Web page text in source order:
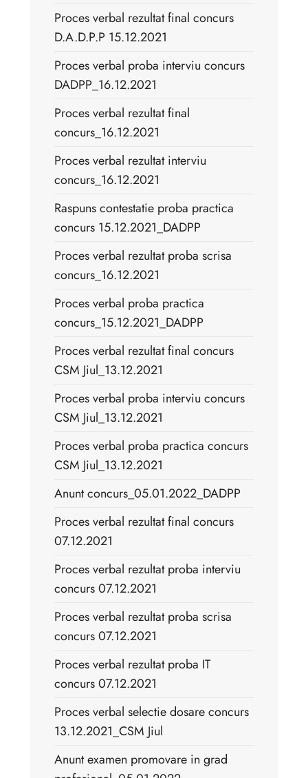
Proces verbal rezultat final concurs
D.A.D.P.P 15.12.2021
Proces verbal proba interviu concurs
DADPP_16.12.2021
Proces verbal rezultat final
concurs_16.12.2021
Proces verbal rezultat interviu
concurs_16.12.2021
Raspuns contestatie proba practica
concurs 15.12.2021_DADPP
Proces verbal rezultat proba scrisa
concurs_16.12.2021
Proces verbal proba practica
concurs_15.12.2021_DADPP
Proces verbal rezultat final concurs
CSM Jiul_13.12.2021
Proces verbal proba interviu concurs
CSM Jiul_13.12.2021
Proces verbal proba practica concurs
CSM Jiul_13.12.2021
Anunt concurs_05.01.2022_DADPP
Proces verbal rezultat final concurs
07.12.2021
Proces verbal rezultat proba interviu
concurs 07.12.2021
Proces verbal rezultat proba scrisa
concurs 07.12.2021
Proces verbal rezultat proba IT
concurs 07.12.2021
Proces verbal selectie dosare concurs
13.12.2021_CSM Jiul
Anunt examen promovare in grad